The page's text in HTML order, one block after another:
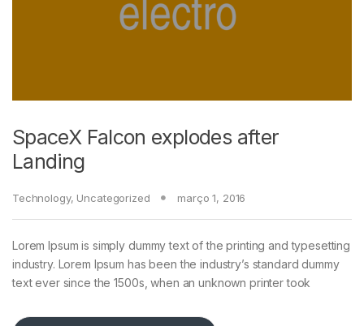
SpaceX Falcon explodes after
Landing
Technology, Uncategorized março 1, 2016
Lorem Ipsum is simply dummy text of the printing and typesetting
industry. Lorem Ipsum has been the industry’s standard dummy
text ever since the 1500s, when an unknown printer took